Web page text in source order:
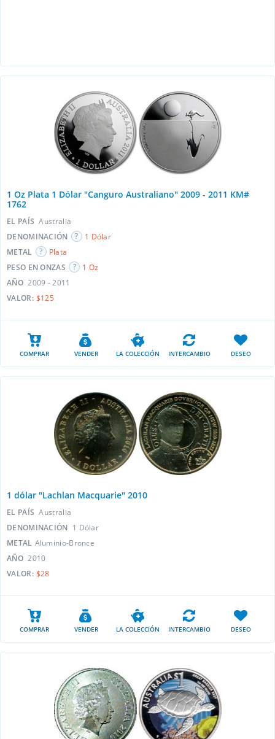
1 Oz Plata 1 Dólar "Canguro Australiano" 2009 - 2011 KM#
1762
EL PAÍS Australia
DENOMINACIÓN
1 Dólar
METAL
Plata
PESO EN ONZAS
1 Oz
AÑO 2009 - 2011
VALOR: $125
COMPRAR VENDER LA COLECCIÓN INTERCAMBIO DESEO
1 dólar "Lachlan Macquarie" 2010
EL PAÍS Australia
DENOMINACIÓN 1 Dólar
METAL Aluminio-Bronce
AÑO 2010
VALOR: $28
COMPRAR VENDER LA COLECCIÓN INTERCAMBIO DESEO